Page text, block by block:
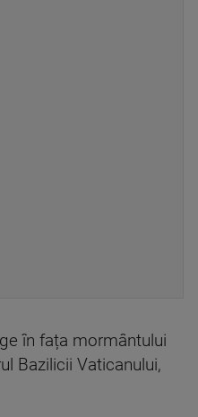
în fața mormântului
Bazilicii Vaticanului,